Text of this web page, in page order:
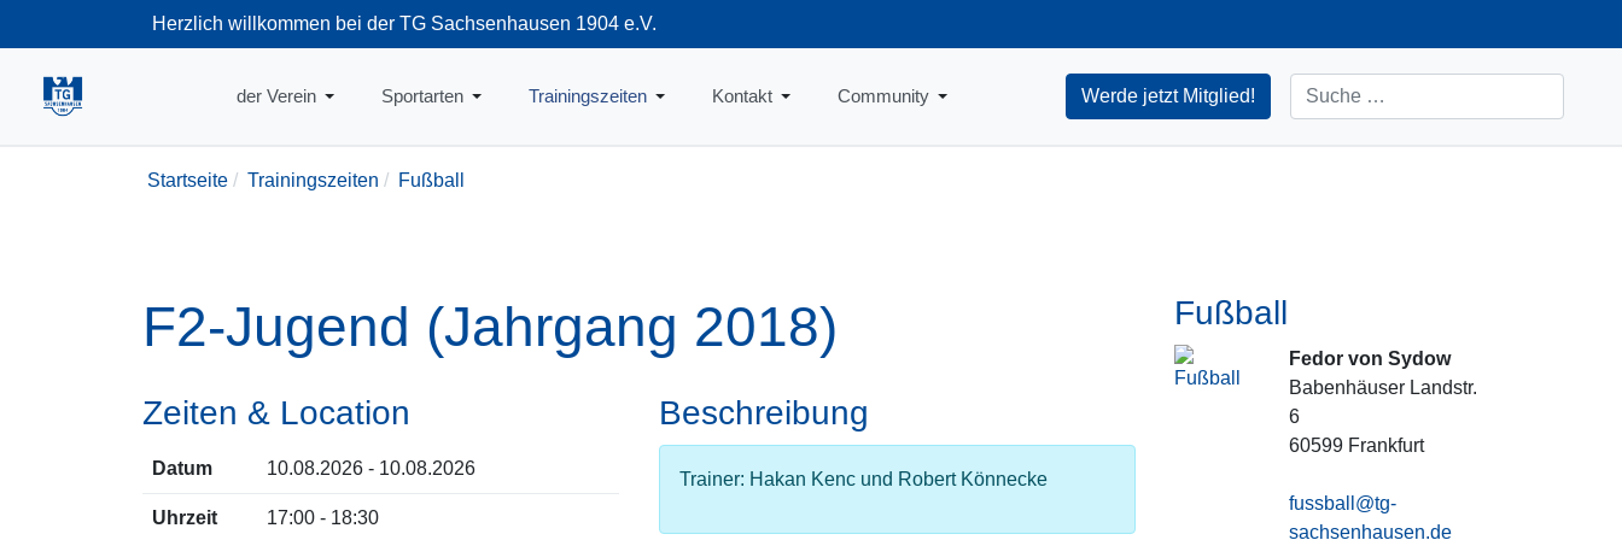
Herzlich willkommen bei der TG Sachsenhausen 1904 e.V.
+49-69-66374712
der Verein Sportarten Trainingszeiten Kontakt Community Werde jetzt Mitglied! Suchen
Startseite Trainingszeiten Fußball
F2-Jugend (Jahrgang 2018)
Zeiten & Location
Datum 10.08.2026 - 10.08.2026
Uhrzeit 17:00 - 18:30
Beschreibung
Trainer: Hakan Kenc und Robert Könnecke
Fußball
Fedor von Sydow
Babenhäuser Landstr.
6
60599 Frankfurt
fussball@tg-
sachsenhausen.de